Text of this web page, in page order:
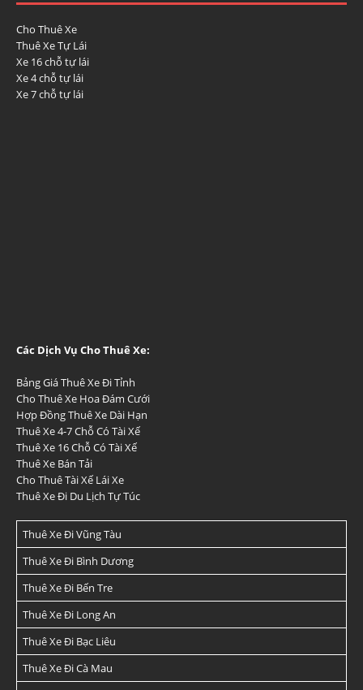
Cho Thuê Xe
Thuê Xe Tự Lái
Xe 16 chỗ tự lái
Xe 4 chỗ tự lái
Xe 7 chỗ tự lái
Các Dịch Vụ Cho Thuê Xe:
Bảng Giá Thuê Xe Đi Tỉnh
Cho Thuê Xe Hoa Đám Cưới
Hợp Đồng Thuê Xe Dài Hạn
Thuê Xe 4-7 Chỗ Có Tài Xế
Thuê Xe 16 Chỗ Có Tài Xế
Thuê Xe Bán Tải
Cho Thuê Tài Xế Lái Xe
Thuê Xe Đi Du Lịch Tự Túc
Thuê Xe Đi Vũng Tàu
Thuê Xe Đi Bình Dương
Thuê Xe Đi Bến Tre
Thuê Xe Đi Long An
Thuê Xe Đi Bạc Liêu
Thuê Xe Đi Cà Mau